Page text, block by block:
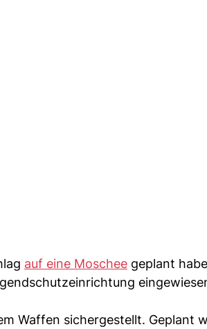
auf eine Moschee geplant
Waffen sichergestellt. Geplant